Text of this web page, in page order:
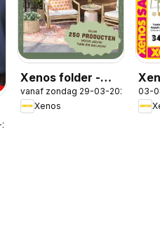
Xenos folder -
Tuinmagazine
vanaf zondag 29-03-2026
Xenos
03-